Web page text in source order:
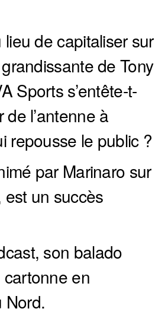
de capitaliser sur
de Tony
Sports s’entête-t-
l’antenne à
repousse le public ?
par Marinaro sur
un succès
son balado
en
Nord.